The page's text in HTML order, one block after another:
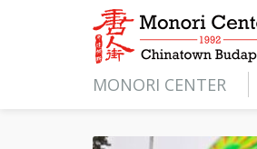
MONORI CENTER